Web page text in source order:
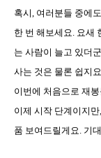
혹시 여러분들 중에
한 번 해보세요
요새
는 사람이 늘고 있더
사는 것은 물론 쉽지요
이번에 처음으로 재
이제 시작 단계이지만
품 보여드릴게요 기